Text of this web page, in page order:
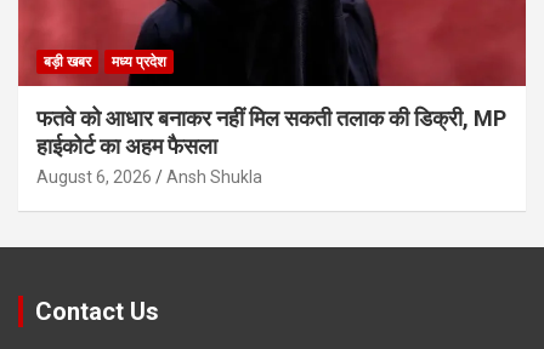
बड़ी खबर मध्य प्रदेश
फतवे को आधार बनाकर नहीं मिल सकती तलाक की डिक्री, MP
हाईकोर्ट का अहम फैसला
August 6, 2026 Ansh Shukla
Contact Us